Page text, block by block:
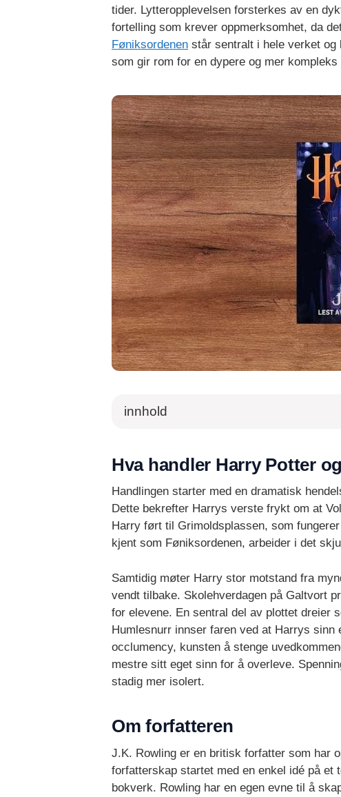
tider. Lytteropplevelsen forsterkes av en
fortelling som krever oppmerksomhet, da
Føniksordenen står sentralt i hele verket
som gir rom for en dypere og mer
innhold
Hva handler Harry Potter
Handlingen starter med en dramatisk
Dette bekrefter Harrys verste frykt om at
Harry ført til Grimoldsplassen, som
kjent som Føniksordenen, arbeider i det
Samtidig møter Harry stor motstand fra
vendt tilbake. Skolehverdagen på Galtvort
for elevene. En sentral del av plottet dreier
Humlesnurr innser faren ved at Harrys
occlumency, kunsten å stenge
mestre sitt eget sinn for å overleve.
stadig mer isolert.
Om forfatteren
J.K. Rowling er en britisk forfatter som har
forfatterskap startet med en enkel idé på
bokverk. Rowling har en egen evne til å